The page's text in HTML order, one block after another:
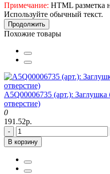
Примечание: HTML разметка
Используйте обычный текст.
Продолжить
Похожие товары
A5Q00006735 (арт.):
отверстие)
0
191.52р.
-
В корзину